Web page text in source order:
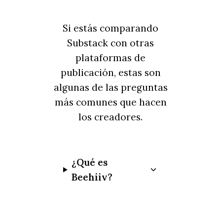
Si estás comparando
Substack con otras
plataformas de
publicación, estas son
algunas de las preguntas
más comunes que hacen
los creadores.
¿Qué es
Beehiiv?